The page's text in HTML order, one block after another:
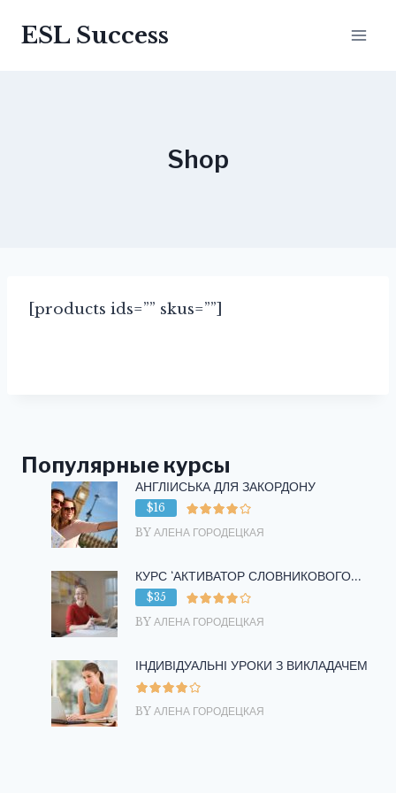
ESL Success
Shop
[products ids=”” skus=””]
Популярные курсы
АНГЛІЙСЬКА ДЛЯ ЗАКОРДОНУ
$16
BY АЛЕНА ГОРОДЕЦКАЯ
КУРС ‘АКТИВАТОР СЛОВНИКОВОГО...
$35
BY АЛЕНА ГОРОДЕЦКАЯ
ІНДИВІДУАЛЬНІ УРОКИ З ВИКЛАДАЧЕМ
BY АЛЕНА ГОРОДЕЦКАЯ